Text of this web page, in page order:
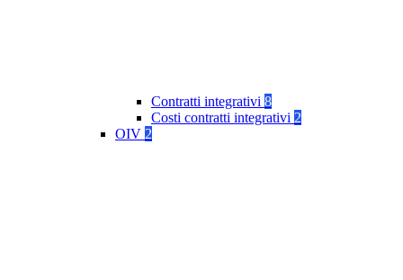
Contratti integrativi 8
Costi contratti integrativi 2
OIV 2